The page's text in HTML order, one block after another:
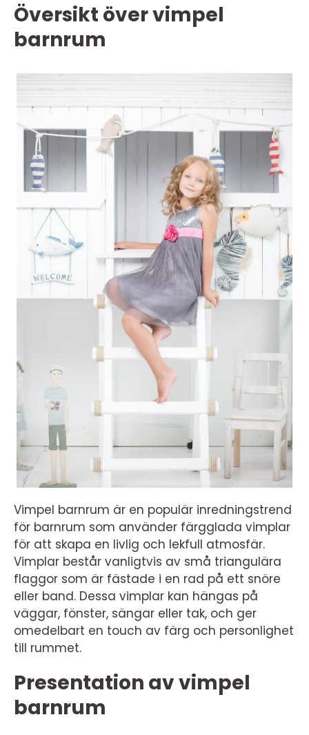
Översikt över vimpel
barnrum
Vimpel barnrum är en populär inredningstrend
för barnrum som använder färgglada vimplar
för att skapa en livlig och lekfull atmosfär.
Vimplar består vanligtvis av små triangulära
flaggor som är fästade i en rad på ett snöre
eller band. Dessa vimplar kan hängas på
väggar, fönster, sängar eller tak, och ger
omedelbart en touch av färg och personlighet
till rummet.
Presentation av vimpel
barnrum